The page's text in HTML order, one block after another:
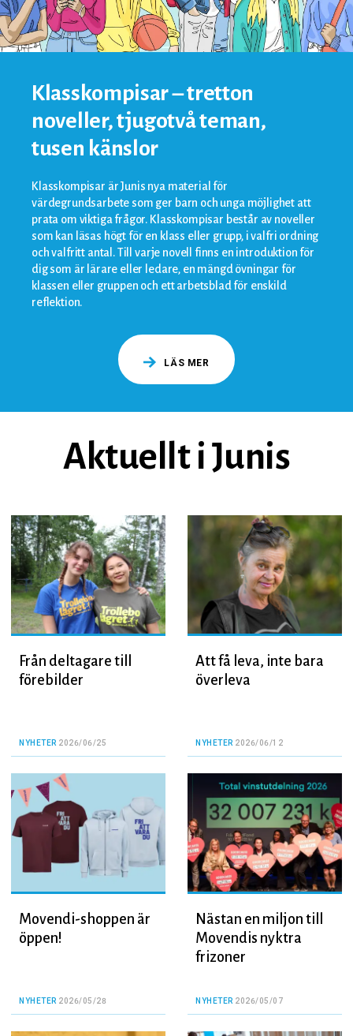
Klasskompisar – tretton
noveller, tjugotvå teman,
tusen känslor
Klasskompisar är Junis nya material för
värdegrundsarbete som ger barn och unga möjlighet att
prata om viktiga frågor. Klasskompisar består av noveller
som kan läsas högt för en klass eller grupp, i valfri ordning
och valfritt antal. Till varje novell finns en introduktion för
dig som är lärare eller ledare, en mängd övningar för
klassen eller gruppen och ett arbetsblad för enskild
reflektion.
LÄS MER
Aktuellt i Junis
Från deltagare till
förebilder
NYHETER 2026/06/25
Att få leva, inte bara
överleva
NYHETER 2026/06/12
Movendi-shoppen är
öppen!
NYHETER 2026/05/28
Nästan en miljon till
Movendis nyktra
frizoner
NYHETER 2026/05/07